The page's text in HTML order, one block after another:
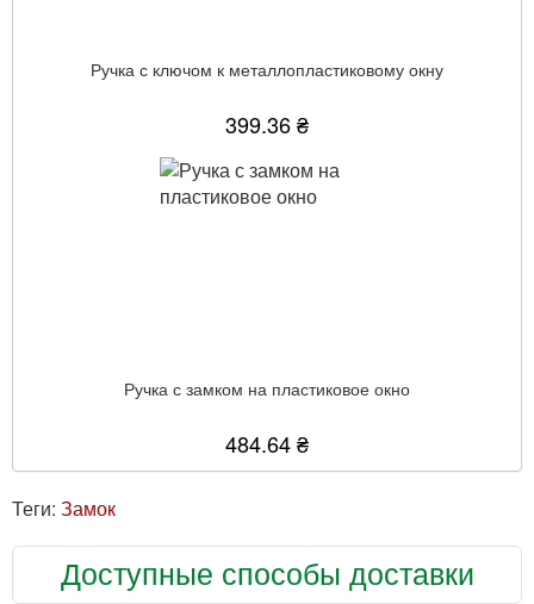
Ручка с ключом к металлопластиковому окну
399.36 ₴
Ручка с замком на пластиковое окно
484.64 ₴
Теги: Замок
Доступные способы доставки